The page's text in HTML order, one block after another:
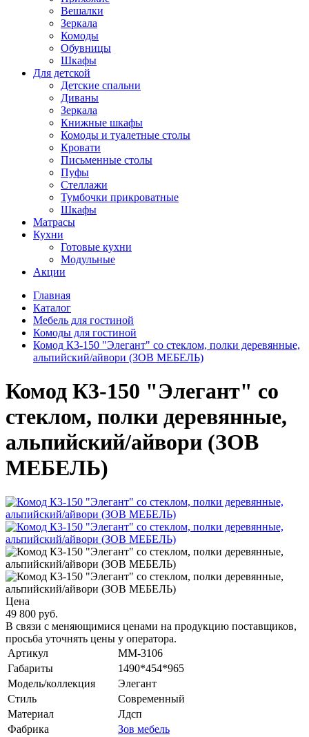
Вешалки
Зеркала
Комоды
Обувницы
Шкафы
Для детской
Детские спальни
Диваны
Зеркала
Книжные шкафы
Комоды и туалетные столы
Кровати
Письменные столы
Пуфы
Стеллажи
Тумбочки прикроватные
Шкафы
Матрасы
Кухни
Готовые кухни
Модульные
Акции
Главная
Каталог
Мебель для гостиной
Комоды для гостиной
Комод К3-150 "Элегант" со стеклом, полки деревянные,
альпийский/айвори (ЗОВ МЕБЕЛЬ)
Комод К3-150 "Элегант" со
стеклом, полки деревянные,
альпийский/айвори (ЗОВ
МЕБЕЛЬ)
Цена
49 800 руб.
В связи с меняющимися ценами на продукцию поставщиков,
просьба уточнять цены у оператора.
Артикул
MM-3106
Габариты
1490*454*965
Модель/коллекция
Элегант
Стиль
Современный
Материал
Лдсп
Фабрика
Зов мебель